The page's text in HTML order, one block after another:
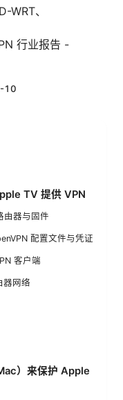
WRT、
行业报告 -
10
TV 提供 VPN
由器与固件
配置文件与凭证
客户端
器网络
）来保护 Apple